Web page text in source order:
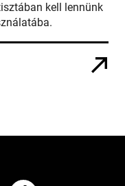
kell lennünk